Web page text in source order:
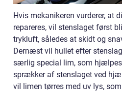
Hvis mekanikeren vurderer, at
repareres, vil stenslaget først
trykluft, således at skidt og
Dernæst vil hullet efter
særlig special lim, som hjælpes
sprækker af stenslaget ved
vil limen tørres med uv lys,